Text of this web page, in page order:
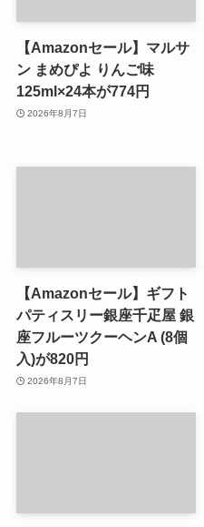
【Amazonセール】マルサ
ン まめぴよ りんご味
125ml×24本が774円
2026年8月7日
【Amazonセール】ギフト
パティスリー銀座千疋屋 銀
座フルーツクーヘンA (8個
入)が820円
2026年8月7日